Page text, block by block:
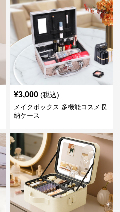
¥3,000 (税込)
メイクボックス 多機能コスメ収
納ケース